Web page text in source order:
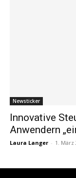
Newsticker
Innovative
Anwendern
Laura Langer - 1. März